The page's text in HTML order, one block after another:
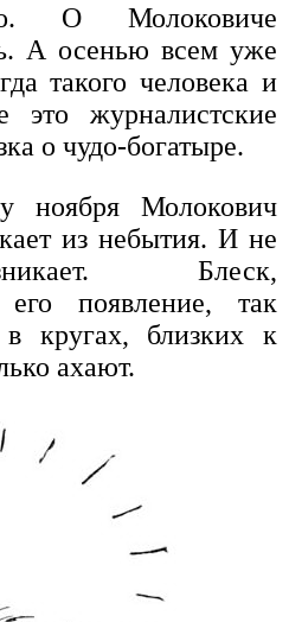
О Молоковиче
А осенью всем уже
такого человека и
журналистские
о чудо-богатыре.
ноября Молокович
из небытия. И не
Блеск,
появление, так
в кругах, близких к
ахают.